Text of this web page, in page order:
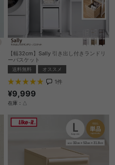
【幅32cm】Sally 引き出し付きランドリ
ーバスケット
送料無料 オススメ
1件
¥9,999
在庫：△